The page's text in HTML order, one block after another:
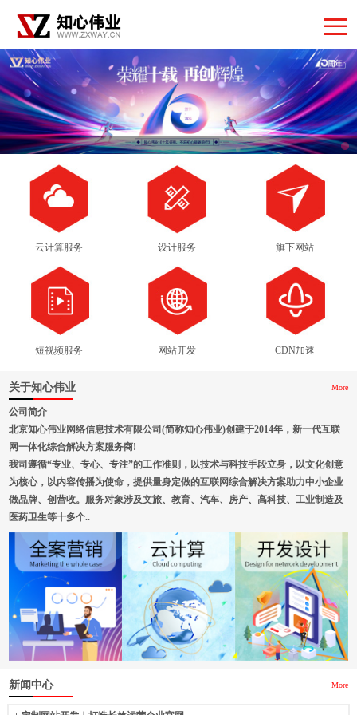
云计算服务 设计服务 旗下网站
短视频服务 网站开发 CDN加速
关于知心伟业 More
公司简介
北京知心伟业网络信息技术有限公司(简称知心伟业)创建于2014年，新一代互联
网一体化综合解决方案服务商!
我司遵循“专业、专心、专注”的工作准则，以技术与科技手段立身，以文化创意
为核心，以内容传播为使命，提供量身定做的互联网综合解决方案助力中小企业
做品牌、创营收。服务对象涉及文旅、教育、汽车、房产、高科技、工业制造及
医药卫生等十多个..
新闻中心 More